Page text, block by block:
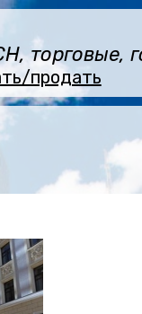
продать